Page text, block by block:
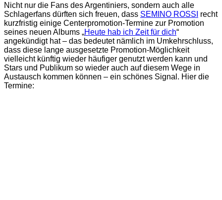
Nicht nur die Fans des Argentiniers, sondern auch alle
Schlagerfans dürften sich freuen, dass SEMINO ROSSI recht
kurzfristig einige Centerpromotion-Termine zur Promotion
seines neuen Albums „Heute hab ich Zeit für dich“
angekündigt hat – das bedeutet nämlich im Umkehrschluss,
dass diese lange ausgesetzte Promotion-Möglichkeit
vielleicht künftig wieder häufiger genutzt werden kann und
Stars und Publikum so wieder auch auf diesem Wege in
Austausch kommen können – ein schönes Signal. Hier die
Termine: